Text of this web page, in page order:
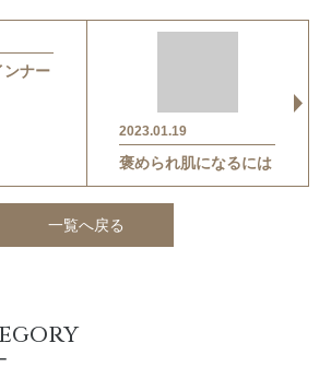
ンナー
2023.01.19
褒められ肌になるには
一覧へ戻る